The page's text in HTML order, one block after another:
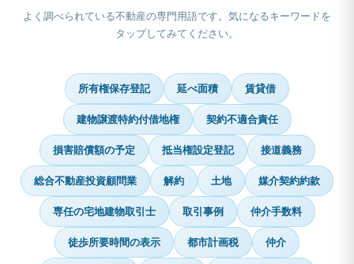
よく調べられている不動産の専門用語です。気になるキーワードを
タップしてみてください。
所有権保存登記 延べ面積 賃貸借
建物譲渡特約付借地権 契約不適合責任
損害賠償額の予定 抵当権設定登記 接道義務
総合不動産投資顧問業 解約 土地 媒介契約約款
専任の宅地建物取引士 取引事例 仲介手数料
徒歩所要時間の表示 都市計画税 仲介